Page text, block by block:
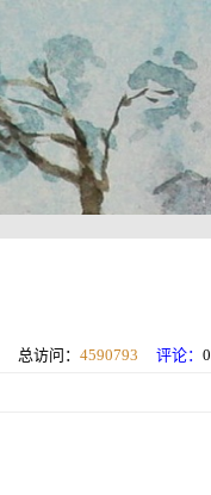
总访问：4590793 评论：0